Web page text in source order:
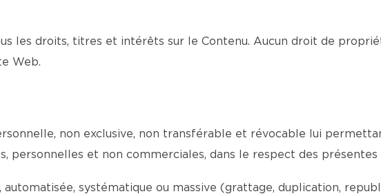
les droits, titres et intérêts sur le Contenu. Aucun droit de
Web.
non exclusive, non transférable et révocable lui
personnelles et non commerciales, dans le respect des présentes
systématique ou massive (grattage, duplication,